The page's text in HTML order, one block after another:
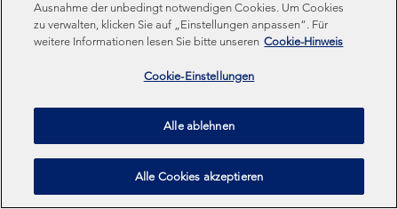
Share:
Ausnahme der unbedingt notwendigen Cookies. Um Cookies
zu verwalten, klicken Sie auf „Einstellungen anpassen“. Für
weitere Informationen lesen Sie bitte unseren Cookie-Hinweis
Cookie-Einstellungen
Alle ablehnen
Alle Cookies akzeptieren